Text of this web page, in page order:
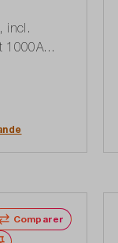
incl.
1000A
Comparer